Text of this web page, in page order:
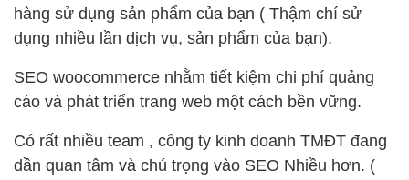
hàng sử dụng sản phẩm của bạn ( Thậm chí sử
dụng nhiều lần dịch vụ, sản phẩm của bạn).
SEO woocommerce nhằm tiết kiệm chi phí quảng
cáo và phát triển trang web một cách bền vững.
Có rất nhiều team , công ty kinh doanh TMĐT đang
dần quan tâm và chú trọng vào SEO Nhiều hơn. (